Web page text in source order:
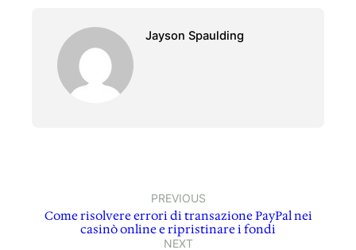
Jayson Spaulding
PREVIOUS
Come risolvere errori di transazione PayPal nei
casinò online e ripristinare i fondi
NEXT